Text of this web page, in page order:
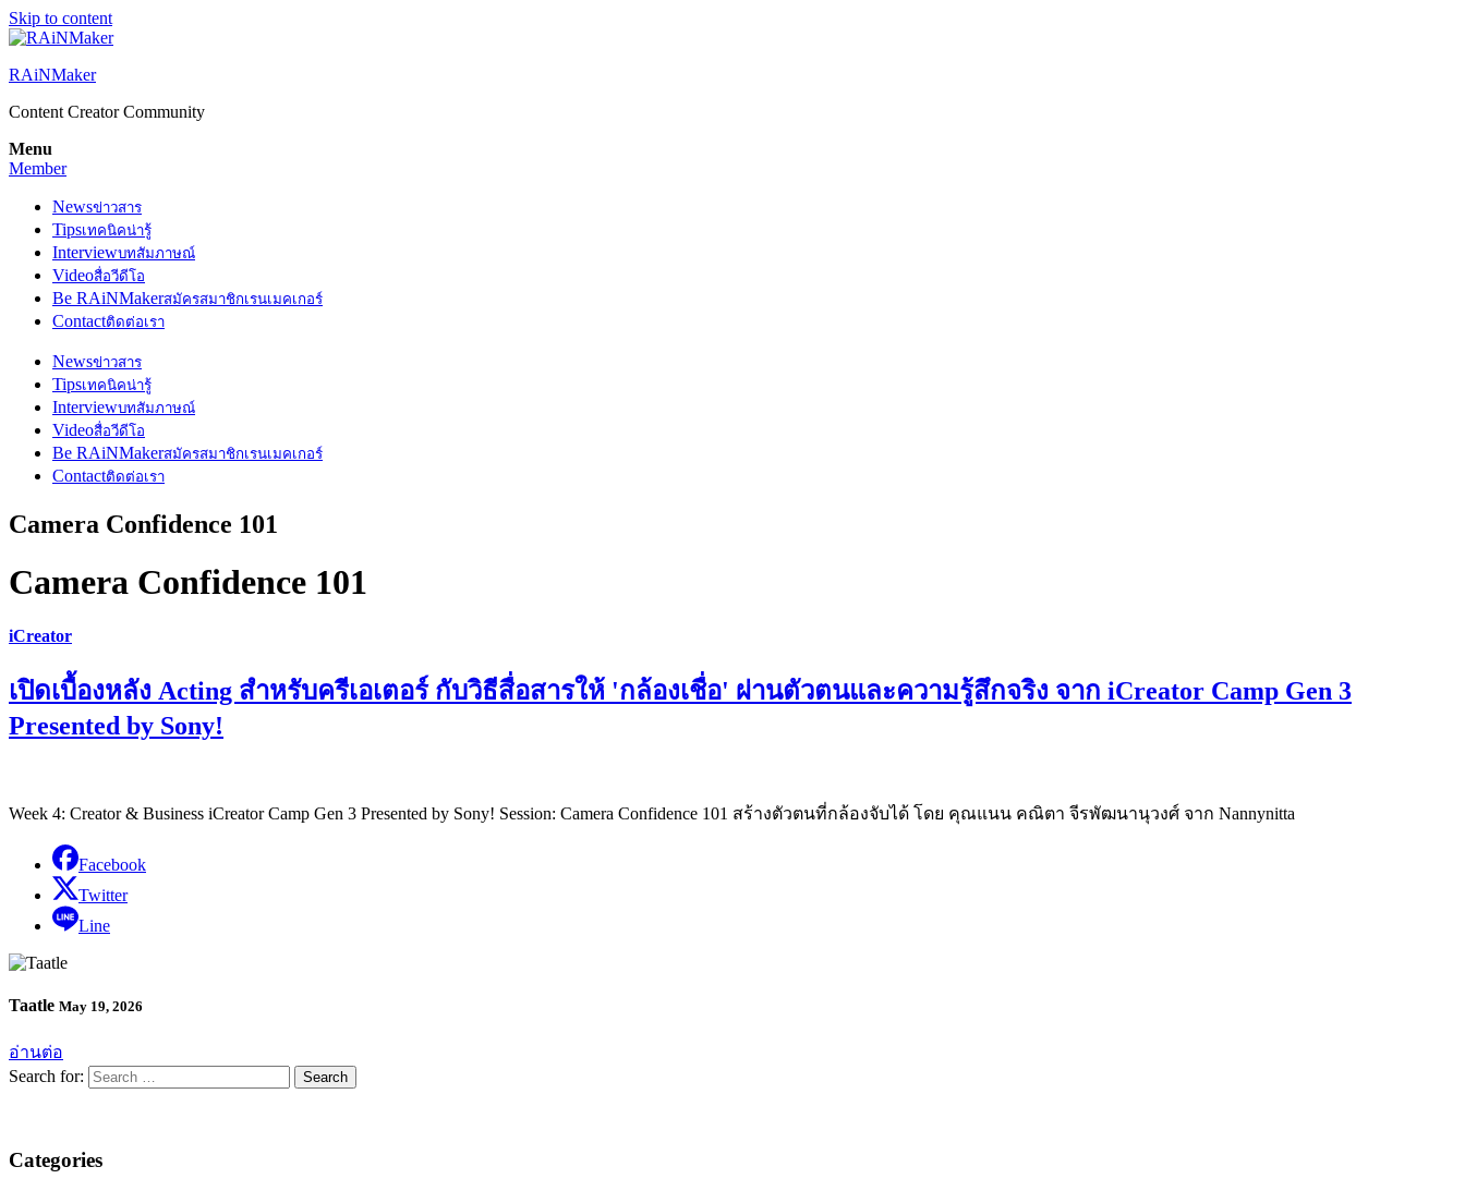
Skip to content
RAiNMaker
Content Creator Community
Menu
Member
Newsข่าวสาร
Tipsเทคนิคน่ารู้
Interviewบทสัมภาษณ์
Videoสื่อวีดีโอ
Be RAiNMakerสมัครสมาชิกเรนเมคเกอร์
Contactติดต่อเรา
Newsข่าวสาร
Tipsเทคนิคน่ารู้
Interviewบทสัมภาษณ์
Videoสื่อวีดีโอ
Be RAiNMakerสมัครสมาชิกเรนเมคเกอร์
Contactติดต่อเรา
Camera Confidence 101
Camera Confidence 101
iCreator
เปิดเบื้องหลัง Acting สำหรับครีเอเตอร์ กับวิธีสื่อสารให้ 'กล้องเชื่อ' ผ่านตัวตนและความรู้สึกจริง จาก iCreator Camp Gen 3
Presented by Sony!
Week 4: Creator & Business iCreator Camp Gen 3 Presented by Sony! Session: Camera Confidence 101 สร้างตัวตนที่กล้องจับได้ โดย คุณแนน คณิตา จีรพัฒนานุวงศ์ จาก Nannynitta
Facebook
Twitter
Line
Taatle May 19, 2026
อ่านต่อ
Search for:
Categories